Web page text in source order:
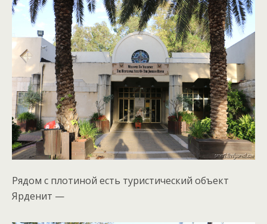
Рядом с плотиной есть туристический объект
Ярденит —